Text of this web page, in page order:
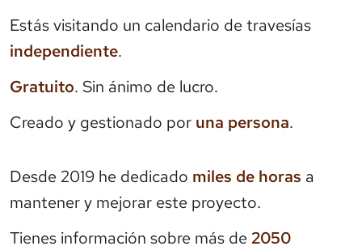
Estás visitando un calendario de travesías
independiente.
Gratuito. Sin ánimo de lucro.
Creado y gestionado por una persona.
Desde 2019 he dedicado miles de horas a
mantener y mejorar este proyecto.
Tienes información sobre más de 2050